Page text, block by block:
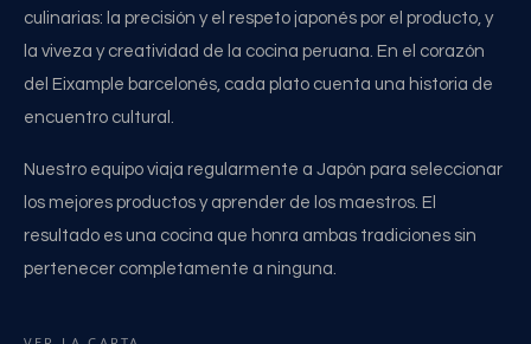
culinarias: la precisión y el respeto japonés por el producto, y
la viveza y creatividad de la cocina peruana. En el corazón
del Eixample barcelonés, cada plato cuenta una historia de
encuentro cultural.
Nuestro equipo viaja regularmente a Japón para seleccionar
los mejores productos y aprender de los maestros. El
resultado es una cocina que honra ambas tradiciones sin
pertenecer completamente a ninguna.